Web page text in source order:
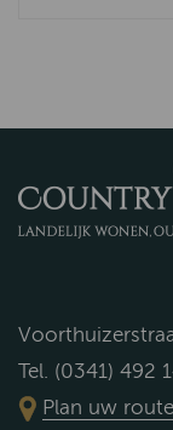
Tel. (0341) 492
Plan uw route